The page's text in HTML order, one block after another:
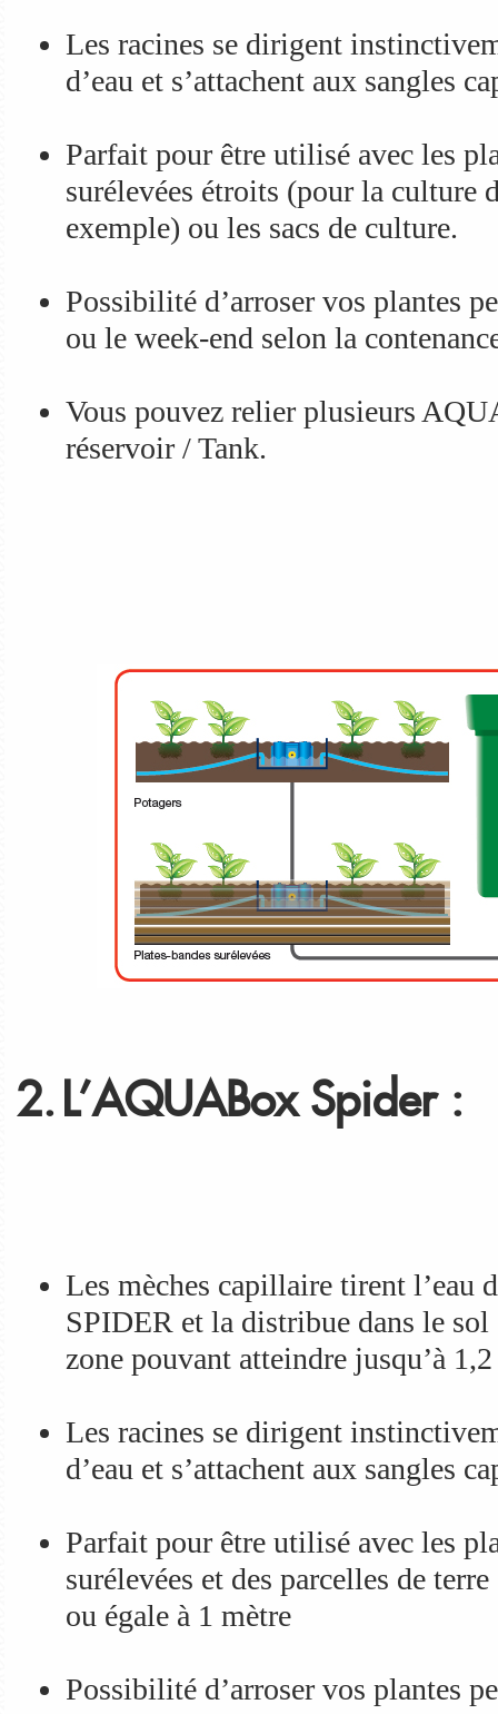
Les racines se dirigent
d’eau et s’attachent aux sangles
Parfait pour être utilisé avec les
surélevées étroits (pour la culture
exemple) ou les sacs de culture.
Possibilité d’arroser vos plantes
ou le week-end selon la
Vous pouvez relier plusieurs
réservoir / Tank.
2. L’AQUABox Spider :
Les mèches capillaire tirent l’eau
SPIDER et la distribue dans le sol
zone pouvant atteindre jusqu’à
Les racines se dirigent
d’eau et s’attachent aux sangles
Parfait pour être utilisé avec les
surélevées et des parcelles de
ou égale à 1 mètre
Possibilité d’arroser vos plantes